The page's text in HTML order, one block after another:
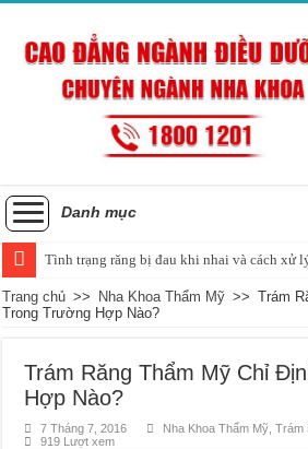
Danh mục
Tình trạng răng bị đau khi nhai và cách xử
Trang chủ >> Nha Khoa Thẩm Mỹ >> Trám
Trong Trường Hợp Nào?
Trám Răng Thẩm Mỹ Chỉ
Hợp Nào?
7 Tháng 7, 2016 Nha Khoa Thẩm Mỹ ,Trám
919 Lượt xem